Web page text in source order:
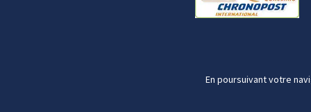
En poursuivant votre